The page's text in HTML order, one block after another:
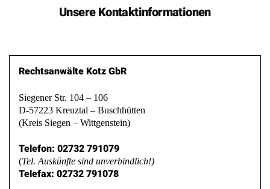
Unsere Kontaktinformationen
Rechtsanwälte Kotz GbR
Siegener Str. 104 – 106
D-57223 Kreuztal – Buschhütten
(Kreis Siegen – Wittgenstein)
Telefon: 02732 791079
(Tel. Auskünfte sind unverbindlich!)
Telefax: 02732 791078